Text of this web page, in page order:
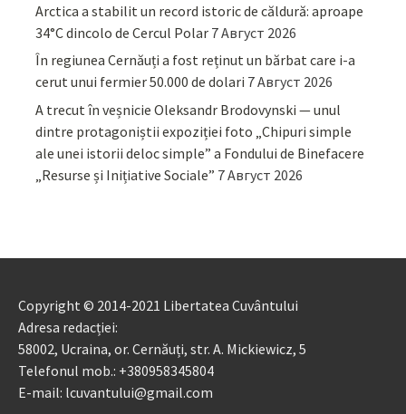
Arctica a stabilit un record istoric de căldură: aproape
34°C dincolo de Cercul Polar 7 Август 2026
În regiunea Cernăuți a fost reținut un bărbat care i-a
cerut unui fermier 50.000 de dolari 7 Август 2026
A trecut în veșnicie Oleksandr Brodovynski — unul
dintre protagoniștii expoziției foto „Chipuri simple
ale unei istorii deloc simple” a Fondului de Binefacere
„Resurse și Inițiative Sociale” 7 Август 2026
Copyright © 2014-2021 Libertatea Cuvântului
Adresa redacției:
58002, Ucraina, or. Cernăuți, str. A. Mickiewicz, 5
Telefonul mob.: +380958345804
E-mail: lcuvantului@gmail.com